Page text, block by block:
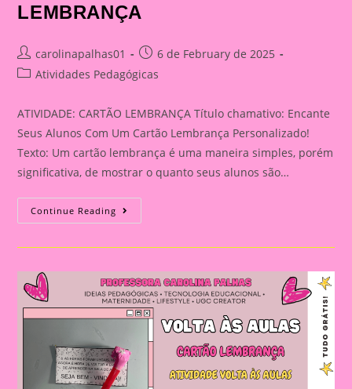
LEMBRANÇA
Post
author:
carolinapalhas01
Post
published:
6 de February de 2025
PostAtividades Pedagógicas
ATIVIDADE: CARTÃO LEMBRANÇA Título chamativo: Encante
Seus Alunos Com Um Cartão Lembrança Personalizado!
Texto: Um cartão lembrança é uma maneira simples, porém
significativa, de mostrar o quanto seus alunos são…
Continue Reading ATIVIDADE:
CARTÃO